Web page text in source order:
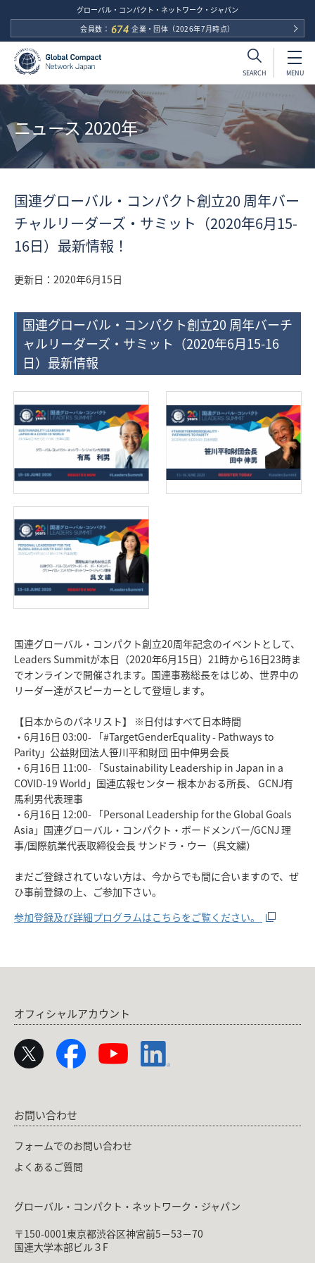
SEARCH MENU
グローバル・コンパクト・ネットワーク・ジャパン
会員数： 674 企業・団体 （2026年7月時点）
ニュース 2020年
国連グローバル・コンパクト創立20 周年バー
チャルリーダーズ・サミット（2020年6月15-
16日）最新情報！
更新日： 2020年6月15日
国連グローバル・コンパクト創立20 周年バーチ
ャルリーダーズ・サミット（2020年6月15-16
日）最新情報
国連グローバル・コンパクト創立20周年記念のイベントとして、
Leaders Summitが本日（2020年6月15日）21時から16日23時ま
でオンラインで開催されます。国連事務総長をはじめ、世界中の
リーダー達がスピーカーとして登壇します。
【日本からのパネリスト】 ※日付はすべて日本時間
・6月16日 03:00- 「#TargetGenderEquality - Pathways to
Parity」公益財団法人笹川平和財団 田中伸男会長
・6月16日 11:00- 「Sustainability Leadership in Japan in a
COVID-19 World」国連広報センター 根本かおる所長、 GCNJ有
馬利男代表理事
・6月16日 12:00- 「Personal Leadership for the Global Goals
Asia」国連グローバル・コンパクト・ボードメンバー/GCNJ 理
事/国際航業代表取締役会長 サンドラ・ウー（呉文繍）
まだご登録されていない方は、今からでも間に合いますので、ぜ
ひ事前登録の上、ご参加下さい。
参加登録及び詳細プログラムはこちらをご覧ください。
オフィシャルアカウント
お問い合わせ
フォームでのお問い合わせ
よくあるご質問
グローバル・コンパクト・ネットワーク・ジャパン
〒150-0001東京都渋谷区神宮前5－53－70
国連大学本部ビル３F